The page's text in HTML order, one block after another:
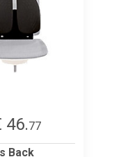
46.77
Back